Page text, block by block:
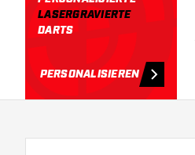
LASERGRAVIERTE
DARTS
PERSONALISIEREN